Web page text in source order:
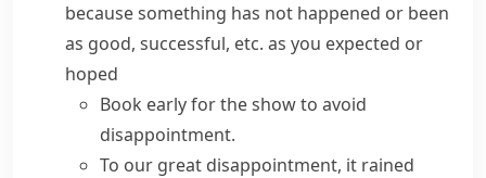
because something has not happened or been
as good, successful, etc. as you expected or
hoped
Book early for the show to avoid
disappointment.
To our great disappointment, it rained